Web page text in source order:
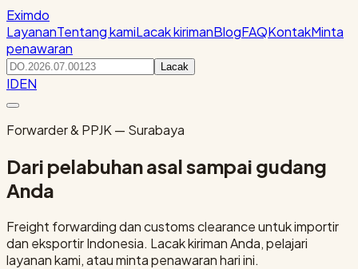
Eximdo
LayananTentang kamiLacak kirimanBlogFAQKontakMinta
penawaran
Lacak
IDEN
Forwarder & PPJK — Surabaya
Dari pelabuhan asal sampai gudang
Anda
Freight forwarding dan customs clearance untuk importir
dan eksportir Indonesia. Lacak kiriman Anda, pelajari
layanan kami, atau minta penawaran hari ini.